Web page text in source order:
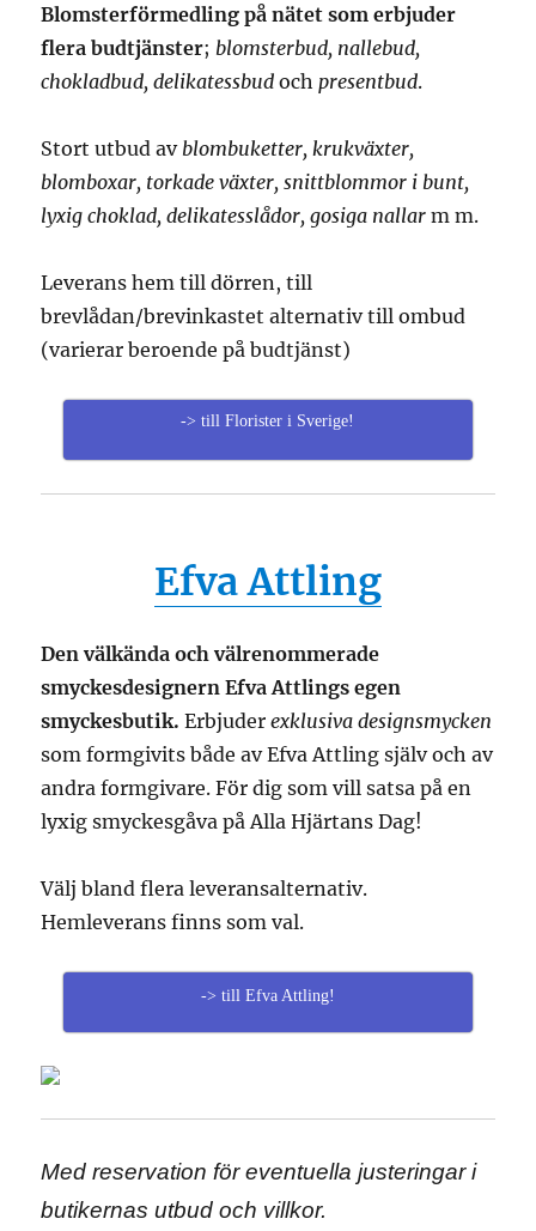
Blomsterförmedling på nätet som erbjuder
flera budtjänster; blomsterbud, nallebud,
chokladbud, delikatessbud och presentbud.
Stort utbud av blombuketter, krukväxter,
blomboxar, torkade växter, snittblommor i bunt,
lyxig choklad, delikatesslådor, gosiga nallar m m.
Leverans hem till dörren, till
brevlådan/brevinkastet alternativ till ombud
(varierar beroende på budtjänst)
-> till Florister i Sverige!
Efva Attling
Den välkända och välrenommerade
smyckesdesignern Efva Attlings egen
smyckesbutik. Erbjuderexklusiva designsmycken
som formgivits både av Efva Attling själv och av
andra formgivare. För dig som vill satsa på en
lyxig smyckesgåva på Alla Hjärtans Dag!
Välj bland flera leveransalternativ.
Hemleverans finns som val.
-> till Efva Attling!
Med reservation för eventuella justeringar i
butikernas utbud och villkor.